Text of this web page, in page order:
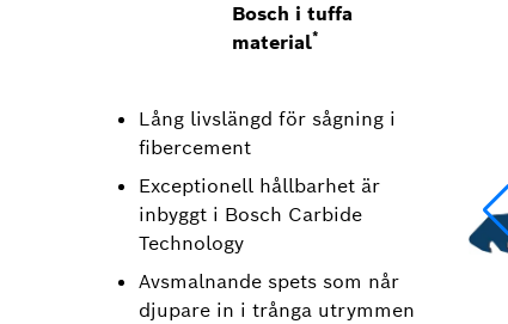
Bosch i tuffa
material*
Lång livslängd för sågning i
fibercement
Exceptionell hållbarhet är
inbyggt i Bosch Carbide
Technology
Avsmalnande spets som når
djupare in i trånga utrymmen